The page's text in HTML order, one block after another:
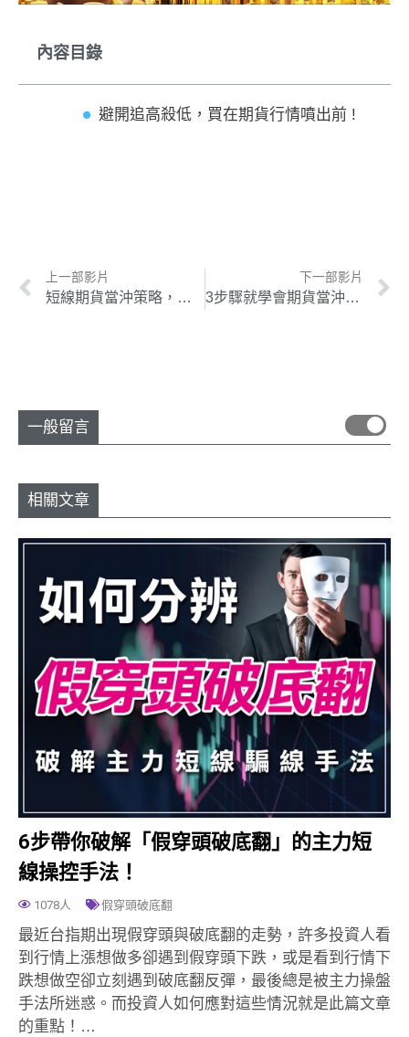
內容目錄
避開追高殺低，買在期貨行情噴出前 !
上一部影片
短線期貨當沖策略，建立贏家SOP，戰勝台指期 !
下一部影片
3步驟就學會期貨當沖，快速加碼技巧不藏私大公開！
一般留言
相關文章
6步帶你破解「假穿頭破底翻」的主力短
線操控手法！
1078人 假穿頭破底翻
最近台指期出現假穿頭與破底翻的走勢，許多投資人看
到行情上漲想做多卻遇到假穿頭下跌，或是看到行情下
跌想做空卻立刻遇到破底翻反彈，最後總是被主力操盤
手法所迷惑。而投資人如何應對這些情況就是此篇文章
的重點！…